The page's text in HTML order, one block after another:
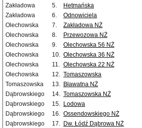
Zakładowa
5. Hetmańska
Zakładowa
6. Odnowiciela
Olechowska
7. Zakładowa NŻ
Olechowska
8.
Przewozowa NŻ
Olechowska
9.
Olechowska 56 NŻ
Olechowska
10. Olechowska 36 NŻ
Olechowska
11. Olechowska 22 NŻ
Olechowska
12. Tomaszowska
Tomaszowska
13. Bławatna NŻ
Dąbrowskiego
14. Tomaszowska NŻ
Dąbrowskiego
15. Lodowa
Dąbrowskiego
16. Ossendowskiego NŻ
Dąbrowskiego
17. Dw. Łódź Dąbrowa NŻ